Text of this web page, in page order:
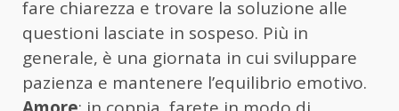
fare chiarezza e trovare la soluzione alle
questioni lasciate in sospeso. Più in
generale, è una giornata in cui sviluppare
pazienza e mantenere l’equilibrio emotivo.